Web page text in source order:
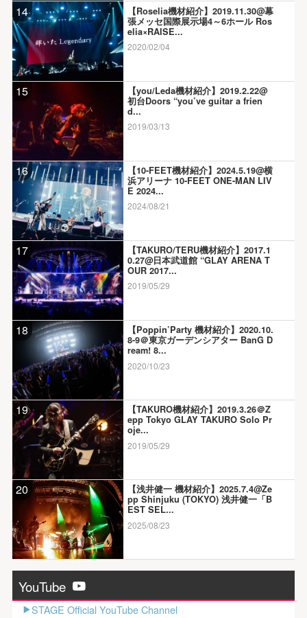
14
【Roselia機材紹介】2019.11.30@幕
張メッセ国際展示場4～6ホール Ros
elia×RAISE...
2020/02/04
15
【you/Leda機材紹介】2019.2.22@
初台Doors “you’ve guitar a frien
d...
2019/03/13
16
【10-FEET機材紹介】2024.5.19@横
浜アリーナ 10-FEET ONE-MAN LIV
E 2024...
2024/08/21
17
【TAKURO/TERU機材紹介】2017.1
0.27@日本武道館 “GLAY ARENA T
OUR 2017...
2019/05/29
18
【Poppin’Party 機材紹介】2020.10.
8-9＠東京ガーデンシアター BanG D
ream! 8...
2020/10/23
19
【TAKURO機材紹介】2019.3.26＠Z
epp Tokyo GLAY TAKURO Solo Pr
oje...
2019/05/29
20
【浅井健一 機材紹介】2025.7.4@Ze
pp Shinjuku (TOKYO) 浅井健一「B
EST SEL...
2025/08/23
YouTube
STAGE Official YouTube Channel